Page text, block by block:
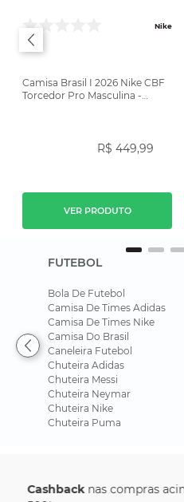
Nike
Camisa Brasil I 2026 Nike CBF
Torcedor Pro Masculina -
R$ 449,99
VER PRODUTO
FUTEBOL
Bola De Futebol
Camisa De Times Adidas
Camisa De Times Nike
Camisa Do Brasil
Caneleira Futebol
Chuteira Adidas
Chuteira Messi
Chuteira Neymar
Chuteira Nike
Chuteira Puma
de R$